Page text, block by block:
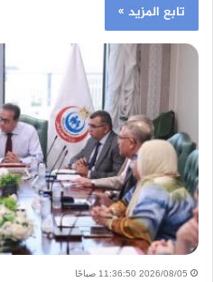
تابع المزيد »
2026/08/05 11:36:50 صباحًا